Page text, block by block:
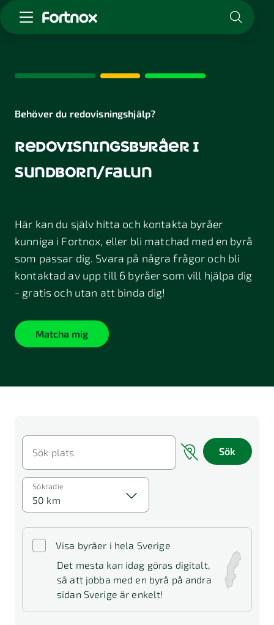
Skaffa Fortnox
Kunskap & inspiration
Logga in
Kontakt
Behöver du redovisningshjälp?
redovisningsbyråer i
sundborn/falun
Här kan du själv hitta och kontakta byråer
kunniga i Fortnox, eller bli matchad med en byrå
som passar dig. Svara på några frågor och bli
kontaktad av upp till 6 byråer som vill hjälpa dig
- gratis och utan att binda dig!
Matcha mig
Sök plats Sök
Visa byråer i hela Sverige
Det mesta kan idag göras digitalt,
så att jobba med en byrå på andra
sidan Sverige är enkelt!
Sökradie
50 km